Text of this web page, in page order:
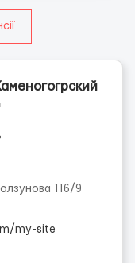
116/9
my-site